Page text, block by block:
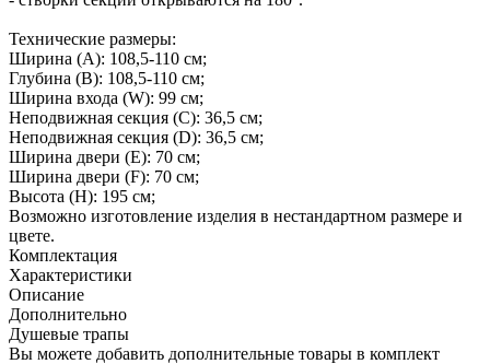
Технические размеры:
Ширина (A): 108,5-110 см;
Глубина (B): 108,5-110 см;
Ширина входа (W): 99 см;
Неподвижная секция (С): 36,5 см;
Неподвижная секция (D): 36,5 см;
Ширина двери (E): 70 см;
Ширина двери (F): 70 см;
Высота (H): 195 см;
Возможно изготовление изделия в нестандартном размере и
цвете.
Комплектация
Характеристики
Описание
Дополнительно
Душевые трапы
Вы можете добавить дополнительные товары в комплект